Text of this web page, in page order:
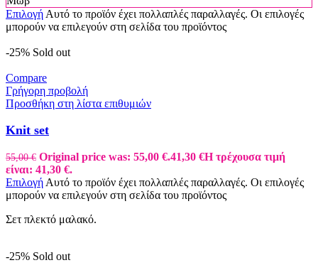
Επιλογή Αυτό το προϊόν έχει πολλαπλές παραλλαγές. Οι επιλογές
μπορούν να επιλεγούν στη σελίδα του προϊόντος
-25% Sold out
Compare
Γρήγορη προβολή
Προσθήκη στη λίστα επιθυμιών
Knit set
55,00€ Original price was: 55,00 €.41,30 €Η τρέχουσα τιμή
είναι: 41,30 €.
Επιλογή Αυτό το προϊόν έχει πολλαπλές παραλλαγές. Οι επιλογές
μπορούν να επιλεγούν στη σελίδα του προϊόντος
Σετ πλεκτό μαλακό.
-25% Sold out